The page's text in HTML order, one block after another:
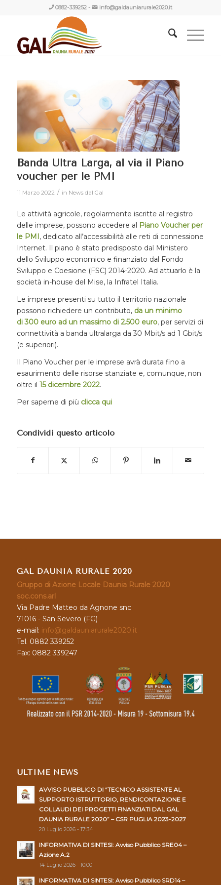
0882-339252- info@galdauniarurale2020.it
Banda Ultra Larga, al via il Piano
voucher per le PMI
11 Marzo 2022 / in News dal Gal
Le attività agricole, regolarmente iscritte al registro
delle imprese, possono accedere al
Piano Voucher per
le PMI , dedicato all’accessibilità alle reti di connessione
Internet. Il piano è stato predisposto dal Ministero
dello Sviluppo economico e finanziato dal Fondo
Sviluppo e Coesione (FSC) 2014-2020. Ad attuarlo è la
società in-house del Mise, la Infratel Italia.
Le imprese presenti su tutto il territorio nazionale
possono richiedere un contributo, da un minimo
di 300 euro ad un massimo di 2.500 euro, per servizi di
connettività a banda ultralarga da 30 Mbit/s ad 1 Gbit/s
(e superiori).
Il Piano Voucher per le imprese avrà durata fino a
esaurimento delle risorse stanziate e, comunque, non
oltre il 15 dicembre 2022.
Per saperne di più clicca qui
Condividi questo articolo
GAL DAUNIA RURALE 2020
Gruppo di Azione Locale Daunia Rurale 2020
soc.cons.arl
Via Padre Matteo da Agnone snc
71016 - San Severo (FG)
e-mail: info@galdauniarurale2020.it
Tel. 0882 339252
Fax: 0882 339247
ULTIME NEWS
AVVISO PUBBLICO DI “TECNICO ASSISTENTE AL
SUPPORTO ISTRUTTORIO, RENDICONTAZIONE E
COLLAUDI DEI PROGETTI FINANZIATI DAL GAL
DAUNIA RURALE 2020” – CSR PUGLIA 2023-2027
20 Luglio 2026 - 17:34
INFORMATIVA DI SINTESI: Avviso Pubblico SRE04 –
Azione A.2
14 Luglio 2026 - 10:00
INFORMATIVA DI SINTESI: Avviso Pubblico SRD14 –